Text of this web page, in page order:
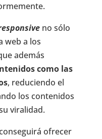
no sólo
web a los
además
como las
, reduciendo el
los contenidos
viralidad.
ofrecer